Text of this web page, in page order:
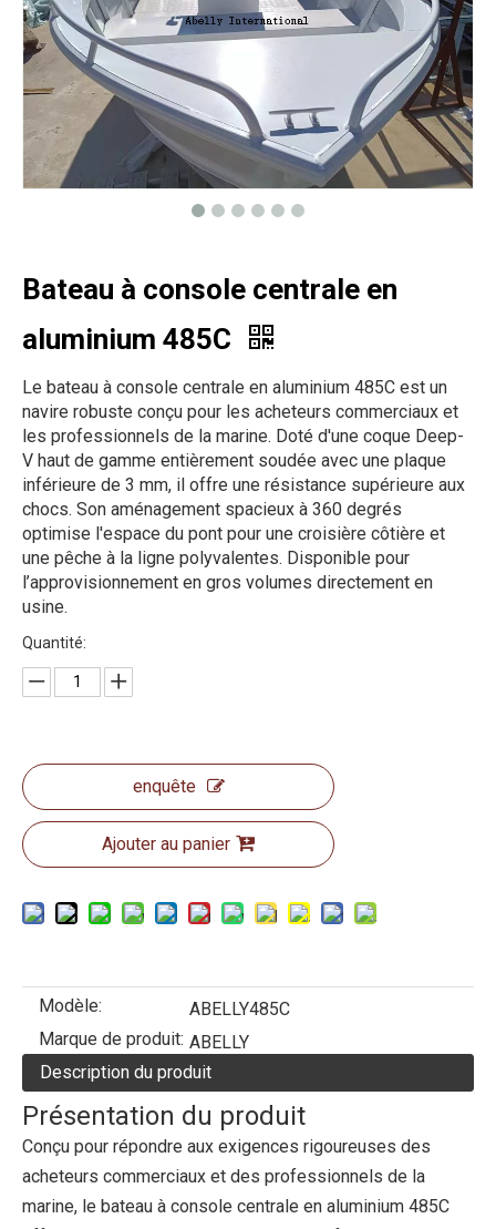
Bateau à console centrale en
aluminium 485C
Le bateau à console centrale en aluminium 485C est un
navire robuste conçu pour les acheteurs commerciaux et
les professionnels de la marine. Doté d'une coque Deep-
V haut de gamme entièrement soudée avec une plaque
inférieure de 3 mm, il offre une résistance supérieure aux
chocs. Son aménagement spacieux à 360 degrés
optimise l'espace du pont pour une croisière côtière et
une pêche à la ligne polyvalentes. Disponible pour
l’approvisionnement en gros volumes directement en
usine.
Quantité:
enquête
Ajouter au panier
Modèle:
ABELLY485C
Marque de produit: ABELLY
Description du produit
Présentation du produit
Conçu pour répondre aux exigences rigoureuses des
acheteurs commerciaux et des professionnels de la
marine, le bateau à console centrale en aluminium 485C